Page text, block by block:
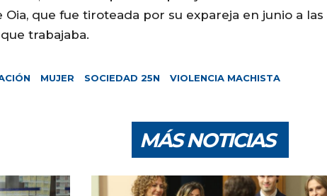
que fue tiroteada por su expareja en junio a las
trabajaba.
MUJER SOCIEDAD 25N VIOLENCIA MACHISTA
MÁS NOTICIAS